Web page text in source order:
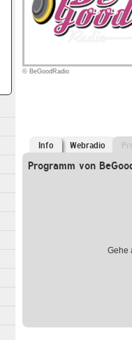
© BeGoodRadio
Info Webradio
Programm von
Gehe